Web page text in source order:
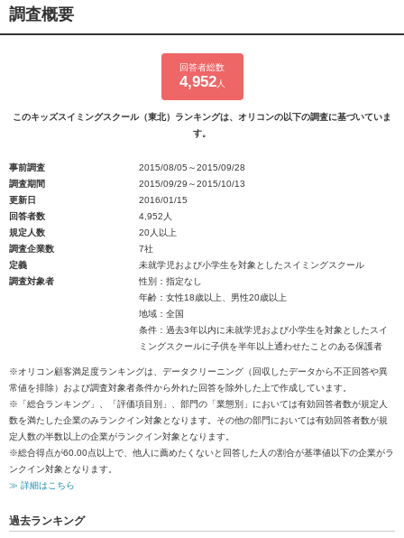
調査概要
回答者総数
4,952人
このキッズスイミングスクール（東北）ランキングは、オリコンの以下の調査に基づいていま
す。
事前調査
2015/08/05～2015/09/28
調査期間
2015/09/29～2015/10/13
更新日
2016/01/15
回答者数
4,952人
規定人数
20人以上
調査企業数
7社
定義
未就学児および小学生を対象としたスイミングスクール
調査対象者
性別：指定なし
年齢：女性18歳以上、男性20歳以上
地域：全国
条件：過去3年以内に未就学児および小学生を対象としたスイ
ミングスクールに子供を半年以上通わせたことのある保護者
※オリコン顧客満足度ランキングは、データクリーニング（回収したデータから不正回答や異
常値を排除）および調査対象者条件から外れた回答を除外した上で作成しています。
※「総合ランキング」、「評価項目別」、部門の「業態別」においては有効回答者数が規定人
数を満たした企業のみランクイン対象となります。その他の部門においては有効回答者数が規
定人数の半数以上の企業がランクイン対象となります。
※総合得点が60.00点以上で、他人に薦めたくないと回答した人の割合が基準値以下の企業がラ
ンクイン対象となります。
≫ 詳細はこちら
過去ランキング